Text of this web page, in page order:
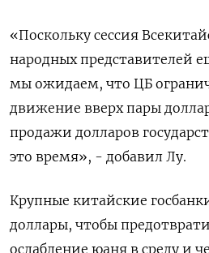
«Поскольку сессия
народных представителей
мы ожидаем, что ЦБ
движение вверх пары
продажи долларов
это время», - добавил Лу.
Крупные китайские
доллары, чтобы
ослабление юаня в среду и